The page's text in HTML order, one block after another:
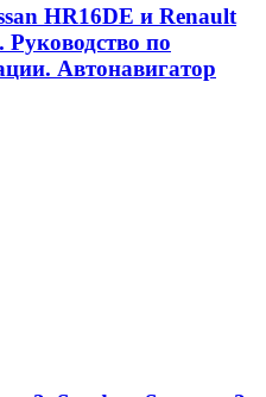
HR16DE и Renault
по
Автонавигатор